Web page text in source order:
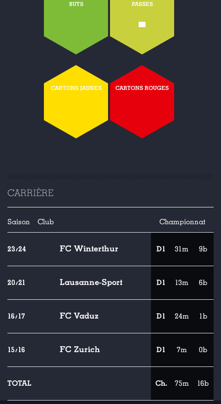
BUTS PASSES
-
CARTONS JAUNES CARTONS ROUGES
CARRIÈRE
Saison Club Championnat
23/24 FC Winterthur D1 31m 9b
20/21 Lausanne-Sport D1 13m 6b
16/17 FC Vaduz D1 24m 1b
15/16 FC Zurich D1 7m 0b
TOTAL Ch. 75m 16b